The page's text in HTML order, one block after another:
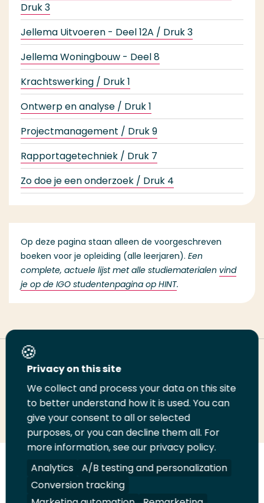
Druk 3
Jellema Uitvoeren - Deel 12A / Druk 3
Jellema Woningbouw - Deel 8
Krachtswerking / Druk 1
Ontwerp en analyse / Druk 1
Projectmanagement / Druk 9
Rapportagetechniek / Druk 7
Zo doe je een onderzoek / Druk 4
Op deze pagina staan alleen de voorgeschreven
boeken voor je opleiding (alle leerjaren). Een
complete, actuele lijst met alle studiematerialen vind
je op de IGO studentenpagina op HINT.
Deel deze pagina
Deel
LinkedIn
Deel
op
Twitter
Deel
op
Facebook
Email
deze
pagina
Print
deze
pagina
Volg
ons
op
Volg
ons
op
Volg
ons
op
Volg
ons
op
Juridisch Security A-Z Index Contact
Privacy on this site
We collect and process your data on this site
to better understand how it is used. You can
give your consent to all or selected
purposes, or you can decline them all. For
more information, see our privacy policy.
Analytics
A/B testing and personalization
Conversion tracking